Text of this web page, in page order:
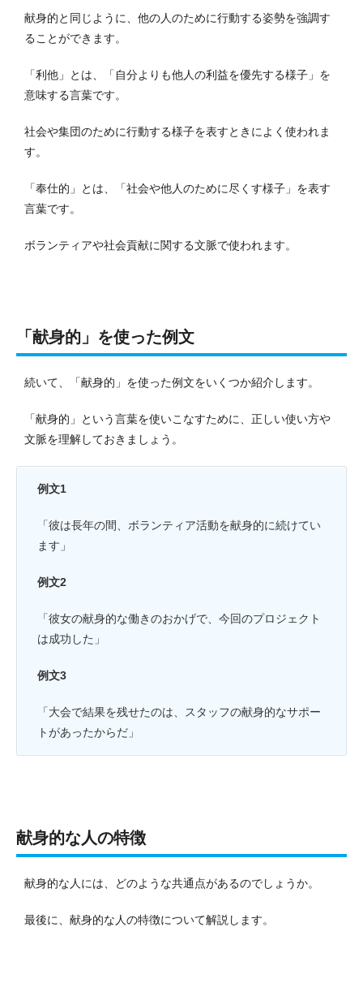
献身的と同じように、他の人のために行動する姿勢を強調す
ることができます。
「利他」とは、「自分よりも他人の利益を優先する様子」を
意味する言葉です。
社会や集団のために行動する様子を表すときによく使われま
す。
「奉仕的」とは、「社会や他人のために尽くす様子」を表す
言葉です。
ボランティアや社会貢献に関する文脈で使われます。
「献身的」を使った例文
続いて、「献身的」を使った例文をいくつか紹介します。
「献身的」という言葉を使いこなすために、正しい使い方や
文脈を理解しておきましょう。
例文1
「彼は長年の間、ボランティア活動を献身的に続けてい
ます」
例文2
「彼女の献身的な働きのおかげで、今回のプロジェクト
は成功した」
例文3
「大会で結果を残せたのは、スタッフの献身的なサポー
トがあったからだ」
献身的な人の特徴
献身的な人には、どのような共通点があるのでしょうか。
最後に、献身的な人の特徴について解説します。